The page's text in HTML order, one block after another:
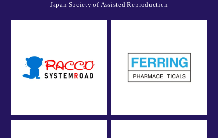
Japan Society of Assisted Reproduction